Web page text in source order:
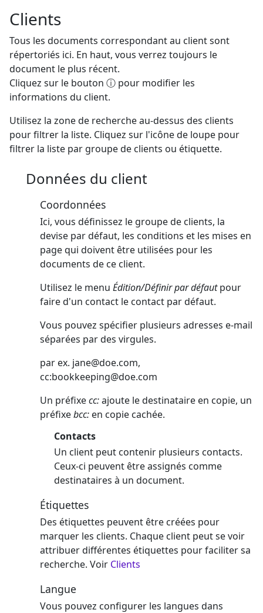
Clients
Tous les documents correspondant au client sont
répertoriés ici. En haut, vous verrez toujours le
document le plus récent.
Cliquez sur le bouton ⓘ pour modifier les
informations du client.
Utilisez la zone de recherche au-dessus des clients
pour filtrer la liste. Cliquez sur l'icône de loupe pour
filtrer la liste par groupe de clients ou étiquette.
Données du client
Coordonnées
Ici, vous définissez le groupe de clients, la
devise par défaut, les conditions et les mises en
page qui doivent être utilisées pour les
documents de ce client.
Utilisez le menu Édition/Définir par défautpour
faire d'un contact le contact par défaut.
Vous pouvez spécifier plusieurs adresses e-mail
séparées par des virgules.
par ex. jane@doe.com,
cc:bookkeeping@doe.com
Un préfixecc:ajoute le destinataire en copie, un
préfixebcc: en copie cachée.
Contacts
Un client peut contenir plusieurs contacts.
Ceux-ci peuvent être assignés comme
destinataires à un document.
Étiquettes
Des étiquettes peuvent être créées pour
marquer les clients. Chaque client peut se voir
attribuer différentes étiquettes pour faciliter sa
recherche. Voir Clients
Langue
Vous pouvez configurer les langues dans